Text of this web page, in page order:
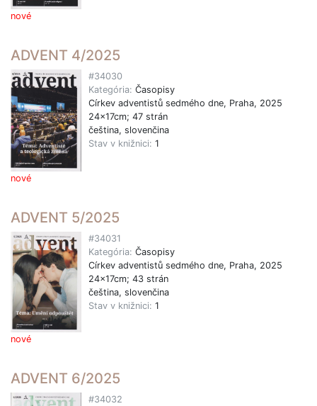
nové
ADVENT 4/2025
nové
#34030
Kategória: Časopisy
Církev adventistů sedmého dne, Praha, 2025
24x17cm; 47 strán
čeština, slovenčina
Stav v knižnici: 1
ADVENT 5/2025
nové
#34031
Kategória: Časopisy
Církev adventistů sedmého dne, Praha, 2025
24x17cm; 43 strán
čeština, slovenčina
Stav v knižnici: 1
ADVENT 6/2025
#34032